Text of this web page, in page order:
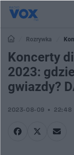
Rozrywka
największe gwiazdy?
Koncerty
2023:
gwiazdy?
2023-08-09 22:48